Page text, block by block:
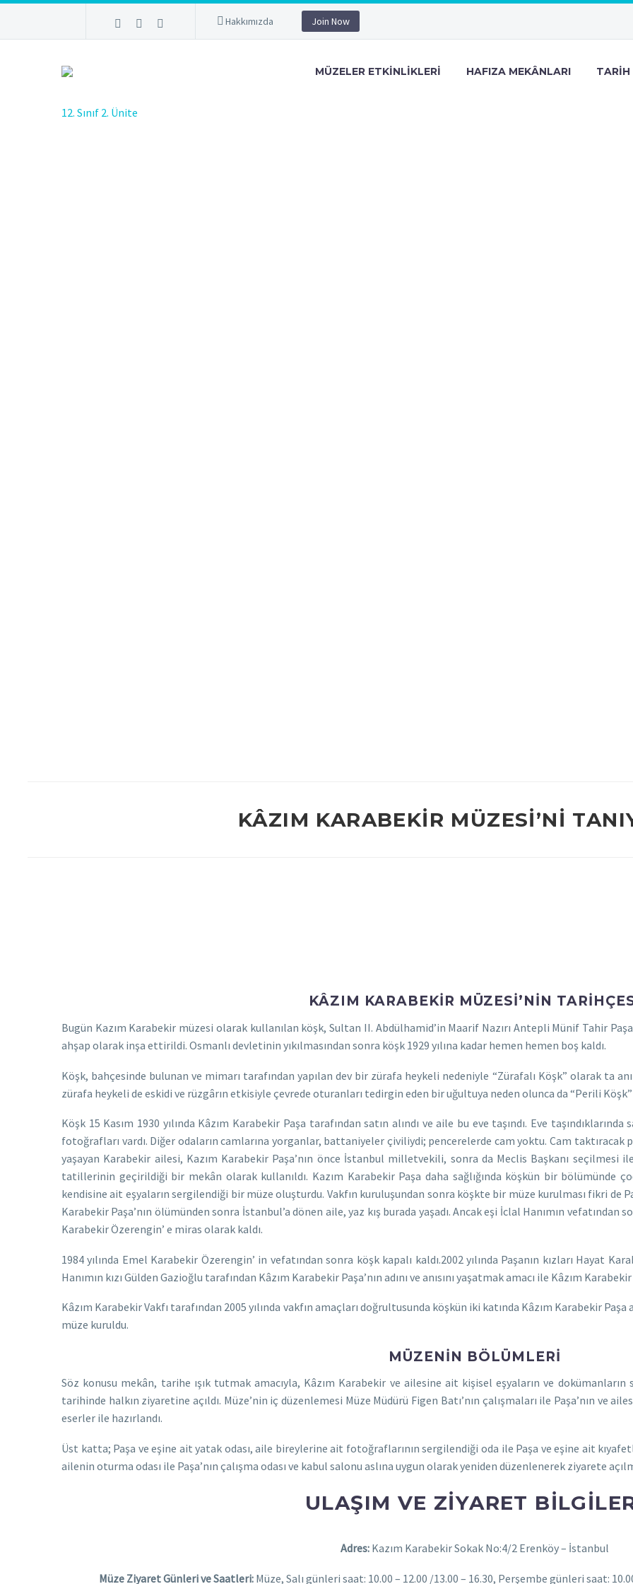
Hakkımızda Join Now
MÜZELER ETKINLIKLERI HAFIZA MEKÂNLARI TARIH
12. Sınıf 2. Ünite
KÂZIM KARABEKİR MÜZESI’NI
KÂZIM KARABEKİR MÜZESİ’NİN
Bugün Kazım Karabekir müzesi olarak kullanılan köşk, Sultan II. Abdülhamid’in Maarif Nazırı Antepli Münif Tahir
ahşap olarak inşa ettirildi. Osmanlı devletinin yıkılmasından sonra köşk 1929 yılına kadar hemen hemen boş kaldı.
Köşk, bahçesinde bulunan ve mimarı tarafından yapılan dev bir zürafa heykeli nedeniyle “Zürafalı Köşk” olarak ta
zürafa heykeli de eskidi ve rüzgârın etkisiyle çevrede oturanları tedirgin eden bir uğultuya neden olunca da “Perili Köşk”
Köşk 15 Kasım 1930 yılında Kâzım Karabekir Paşa tarafından satın alındı ve aile bu eve taşındı. Eve
fotoğrafları vardı. Diğer odaların camlarına yorganlar, battaniyeler çiviliydi; pencerelerde cam yoktu. Cam taktıracak
yaşayan Karabekir ailesi, Kazım Karabekir Paşa’nın önce İstanbul milletvekili, sonra da Meclis Başkanı seçilmesi
tatillerinin geçirildiği bir mekân olarak kullanıldı. Kazım Karabekir Paşa daha sağlığında köşkün bir bölümünde
kendisine ait eşyaların sergilendiği bir müze oluşturdu. Vakfın kuruluşundan sonra köşkte bir müze kurulması fikri de
Karabekir Paşa’nın ölümünden sonra İstanbul’a dönen aile, yaz kış burada yaşadı. Ancak eşi İclal Hanımın vefatından
Karabekir Özerengin’ e miras olarak kaldı.
1984 yılında Emel Karabekir Özerengin’ in vefatından sonra köşk kapalı kaldı.2002 yılında Paşanın kızları Hayat
Hanımın kızı Gülden Gazioğlu tarafından Kâzım Karabekir Paşa’nın adını ve anısını yaşatmak amacı ile Kâzım
Kâzım Karabekir Vakfı tarafından 2005 yılında vakfın amaçları doğrultusunda köşkün iki katında Kâzım Karabekir
müze kuruldu.
MÜZENİN BÖLÜMLERİ
Söz konusu mekân, tarihe ışık tutmak amacıyla, Kâzım Karabekir ve ailesine ait kişisel eşyaların ve
tarihinde halkın ziyaretine açıldı. Müze’nin iç düzenlemesi Müze Müdürü Figen Batı’nın çalışmaları ile Paşa’nın ve
eserler ile hazırlandı.
Üst katta; Paşa ve eşine ait yatak odası, aile bireylerine ait fotoğraflarının sergilendiği oda ile Paşa ve eşine ait
ailenin oturma odası ile Paşa’nın çalışma odası ve kabul salonu aslına uygun olarak yeniden düzenlenerek ziyarete
ULAŞIM VE ZIYARET
Adres: Kazım Karabekir Sokak No:4/2 Erenköy – İstanbul
Müze Ziyaret Günleri ve Saatleri: Müze, Salı günleri saat: 10.00 – 12.00 /13.00 – 16.30, Perşembe günleri saat: